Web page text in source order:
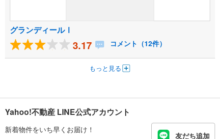
グランディールⅠ
3.17 コメント（12件）
もっと見る
Yahoo!不動産 LINE公式アカウント
新着物件をいち早くお届け！
友だち追加